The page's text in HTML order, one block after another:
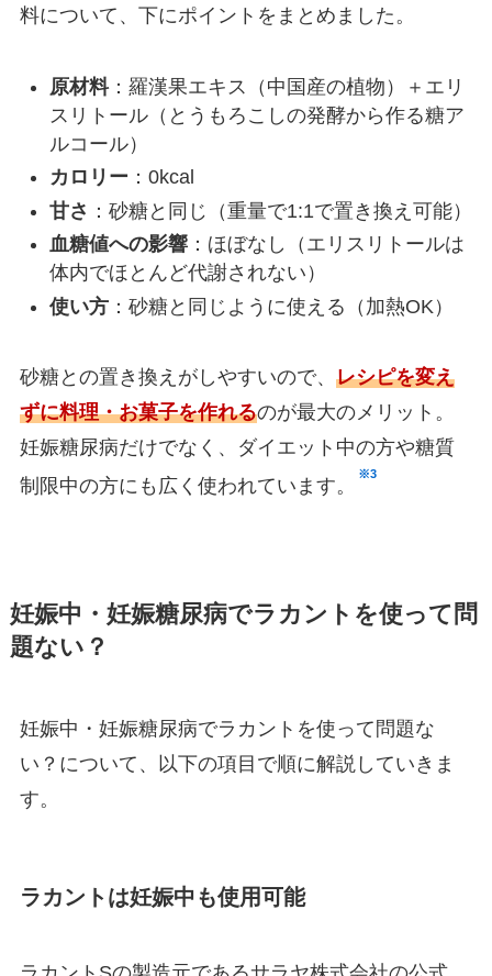
料について、下にポイントをまとめました。
原材料：羅漢果エキス（中国産の植物）＋エリ
スリトール（とうもろこしの発酵から作る糖ア
ルコール）
カロリー ：0kcal
甘さ ：砂糖と同じ（重量で1:1で置き換え可能）
血糖値への影響：ほぼなし（エリスリトールは
体内でほとんど代謝されない）
使い方：砂糖と同じように使える（加熱OK）
砂糖との置き換えがしやすいので、 レシピを変え
ずに料理・お菓子を作れるのが最大のメリット。
妊娠糖尿病だけでなく、ダイエット中の方や糖質
制限中の方にも広く使われています。
※3
妊娠中・妊娠糖尿病でラカントを使って問
題ない？
妊娠中・妊娠糖尿病でラカントを使って問題な
い？について、以下の項目で順に解説していきま
す。
ラカントは妊娠中も使用可能